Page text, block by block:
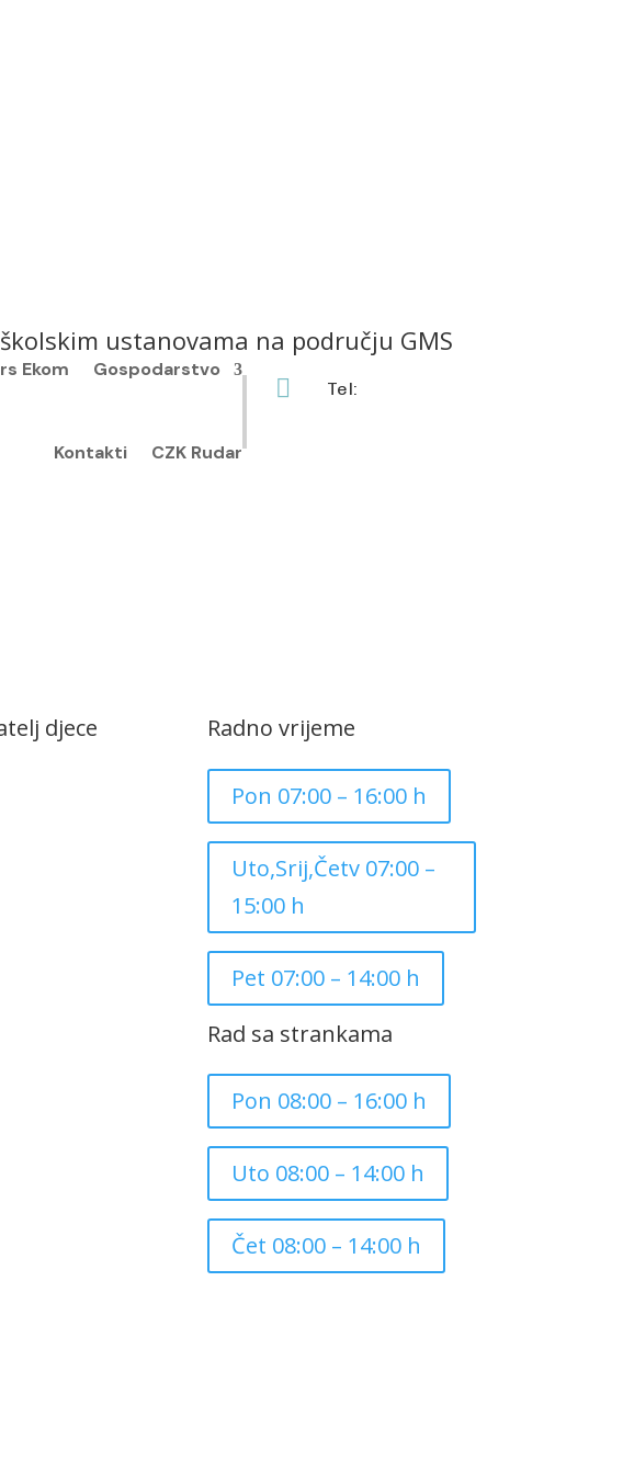
Ekom Gospodarstvo
Kontakti CZK Rudar
 Tel:
ustanovama na području GMS
djece Radno vrijeme
Pon 07:00 – 16:00 h
Uto,Srij,Četv 07:00 –
15:00 h
Pet 07:00 – 14:00 h
Rad sa strankama
Pon 08:00 – 16:00 h
Uto 08:00 – 14:00 h
Čet 08:00 – 14:00 h